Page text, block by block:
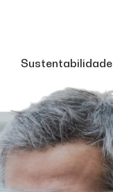
Sustentabilidade